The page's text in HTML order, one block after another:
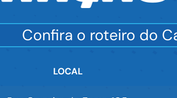
Confira o roteiro do
LOCAL